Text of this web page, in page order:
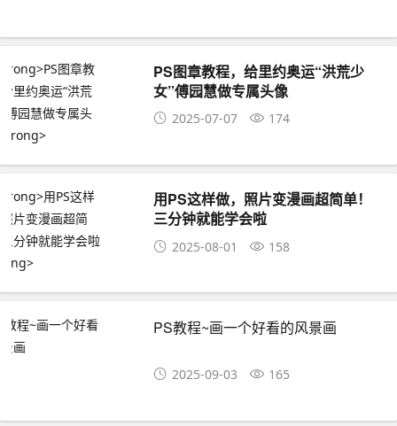
PS图章教程，给里约奥运“洪荒少
女”傅园慧做专属头像
2025-07-07 174
用PS这样做，照片变漫画超简单！
三分钟就能学会啦
2025-08-01 158
PS教程~画一个好看的风景画
2025-09-03 165